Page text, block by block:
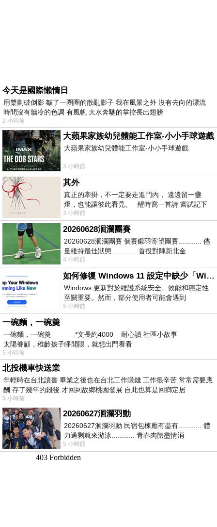
今天是國際懶惰日
用槳劃破倒影 皺了一圈圈的散亂影子 我在風景之外 沒有去向的漂流
時間沒有牆冷的色調 有風帆 大水奔馳的掌控長出翅膀
2 小時前
大蘋果家族幼兒體能工作室-小小手球遊戲
大蘋果家族幼兒體能工作室-小小手球遊戲
3 小時前
其外
真正的牽掛，不一定要走進門內， 遠遠留一盞
燈，也能讓彼此看見。 醒時寫一首詩 嘗試記下
寂寞 卻只能記下它的附屬物 原
3 小時前
20260628洄瀾團賽
20260628洄瀾團賽 個賽鎩羽寄望團賽............ 儘
量維持最佳狀態............. 首役對陣新北金
龍............. 跨境群
4 小時前
如何修復 Windows 11 設定中缺少「Windows 更新」？
Windows 更新對於維護系統安全、效能和穩定性
至關重要。然而，部分使用者可能會遇到
Windows 11 設定應用程式中缺少「Windows 更
新」
5 小時前
一碗麵，一碗羮
一碗麵，一碗羮 *文長約4000 耐心讀 社區小故事
太陽眷顧，稚齡孩子睜開眼，就想出門看看
5 小時前
北投機車快送業
年輕時在台北讀書 畢業之後也在台北工作賺錢 工作很辛苦 常常需要應
酬 存了幾年的錢後 才回到故鄉桃園發展 自此也算是回鄉定居
5 小時前
20260627洄瀾羽動
20260627洄瀾羽動 民宿包棟應有盡有............ 體
力過剩就來游泳............ 青春肉體盡情消
磨............ 晚餐不必
5 小時前